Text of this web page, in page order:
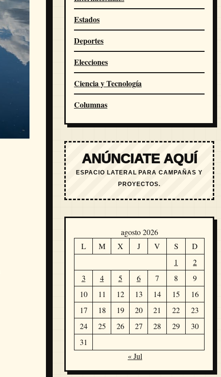
Estados
Deportes
Elecciones
Ciencia y Tecnología
Columnas
ANÚNCIATE AQUÍ
ESPACIO LATERAL PARA CAMPAÑAS Y
PROYECTOS.
agosto 2026
L
M X J V S
D
1
2
3
4 5 6 7 8
9
10
11 12 13 14 15
16
17
18 19 20 21 22
23
24
25 26 27 28 29
30
31
« Jul